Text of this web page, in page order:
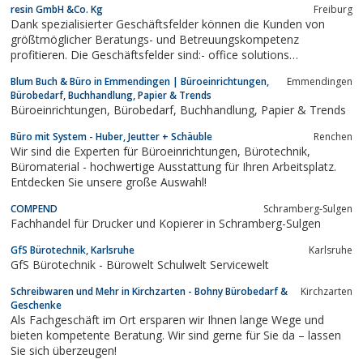
resin GmbH &Co. Kg Freiburg
Dank spezialisierter Geschäftsfelder können die Kunden von
größtmöglicher Beratungs- und Betreuungskompetenz
profitieren. Die Geschäftsfelder sind:- office solutions
[Büroeinrichtung]- office products [Bürobedarf]- office leasing
[Leasing und...
Blum Buch & Büro in Emmendingen | Büroeinrichtungen,
Bürobedarf, Buchhandlung, Papier & Trends
Emmendingen
Büroeinrichtungen, Bürobedarf, Buchhandlung, Papier & Trends
Büro mit System - Huber, Jeutter + Schäuble Renchen
Wir sind die Experten für Büroeinrichtungen, Bürotechnik,
Büromaterial - hochwertige Ausstattung für Ihren Arbeitsplatz.
Entdecken Sie unsere große Auswahl!
COMPEND Schramberg-Sulgen
Fachhandel für Drucker und Kopierer in Schramberg-Sulgen
GfS Bürotechnik, Karlsruhe Karlsruhe
GfS Bürotechnik - Bürowelt Schulwelt Servicewelt
Schreibwaren und Mehr in Kirchzarten - Bohny Bürobedarf &
Geschenke
Kirchzarten
Als Fachgeschäft im Ort ersparen wir Ihnen lange Wege und
bieten kompetente Beratung. Wir sind gerne für Sie da – lassen
Sie sich überzeugen!